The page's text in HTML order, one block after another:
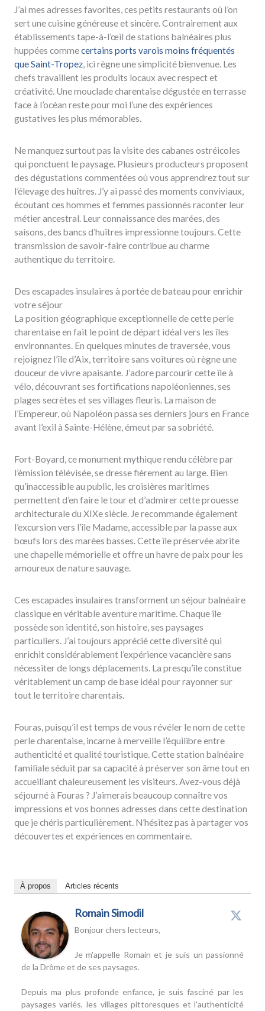
J’ai mes adresses favorites, ces petits restaurants où l’on
sert une cuisine généreuse et sincère. Contrairement aux
établissements tape-à-l’œil de stations balnéaires plus
huppées commecertains ports varois moins fréquentés
que Saint-Tropez, ici règne une simplicité bienvenue. Les
chefs travaillent les produits locaux avec respect et
créativité. Une mouclade charentaise dégustée en terrasse
face à l’océan reste pour moi l’une des expériences
gustatives les plus mémorables.
Ne manquez surtout pas la visite des cabanes ostréicoles
qui ponctuent le paysage. Plusieurs producteurs proposent
des dégustations commentées où vous apprendrez tout sur
l’élevage des huîtres. J’y ai passé des moments conviviaux,
écoutant ces hommes et femmes passionnés raconter leur
métier ancestral. Leur connaissance des marées, des
saisons, des bancs d’huîtres impressionne toujours. Cette
transmission de savoir-faire contribue au charme
authentique du territoire.
Des escapades insulaires à portée de bateau pour enrichir
votre séjour
La position géographique exceptionnelle de cette perle
charentaise en fait le point de départ idéal vers les îles
environnantes. En quelques minutes de traversée, vous
rejoignez l’île d’Aix, territoire sans voitures où règne une
douceur de vivre apaisante. J’adore parcourir cette île à
vélo, découvrant ses fortifications napoléoniennes, ses
plages secrètes et ses villages fleuris. La maison de
l’Empereur, où Napoléon passa ses derniers jours en France
avant l’exil à Sainte-Hélène, émeut par sa sobriété.
Fort-Boyard, ce monument mythique rendu célèbre par
l’émission télévisée, se dresse fièrement au large. Bien
qu’inaccessible au public, les croisières maritimes
permettent d’en faire le tour et d’admirer cette prouesse
architecturale du XIXe siècle. Je recommande également
l’excursion vers l’île Madame, accessible par la passe aux
bœufs lors des marées basses. Cette île préservée abrite
une chapelle mémorielle et offre un havre de paix pour les
amoureux de nature sauvage.
Ces escapades insulaires transforment un séjour balnéaire
classique en véritable aventure maritime. Chaque île
possède son identité, son histoire, ses paysages
particuliers. J’ai toujours apprécié cette diversité qui
enrichit considérablement l’expérience vacancière sans
nécessiter de longs déplacements. La presqu’île constitue
véritablement un camp de base idéal pour rayonner sur
tout le territoire charentais.
Fouras, puisqu’il est temps de vous révéler le nom de cette
perle charentaise, incarne à merveille l’équilibre entre
authenticité et qualité touristique. Cette station balnéaire
familiale séduit par sa capacité à préserver son âme tout en
accueillant chaleureusement les visiteurs. Avez-vous déjà
séjourné à Fouras ? J’aimerais beaucoup connaître vos
impressions et vos bonnes adresses dans cette destination
que je chéris particulièrement. N’hésitez pas à partager vos
découvertes et expériences en commentaire.
À propos Articles récents
Romain Simodil
Bonjour chers lecteurs,
Je m'appelle Romain et je suis un passionné
de la Drôme et de ses paysages.
Depuis ma plus profonde enfance, je suis fasciné par les
paysages variés, les villages pittoresques et l'authenticité